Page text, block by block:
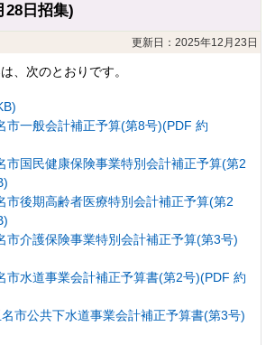
28日招集)
更新日：2025年12月23日
、次のとおりです。
市一般会計補正予算(第8号)(PDF 約
市国民健康保険事業特別会計補正予算(第2
市後期高齢者医療特別会計補正予算(第2
市介護保険事業特別会計補正予算(第3号)
市水道事業会計補正予算書(第2号)(PDF 約
市公共下水道事業会計補正予算書(第3号)